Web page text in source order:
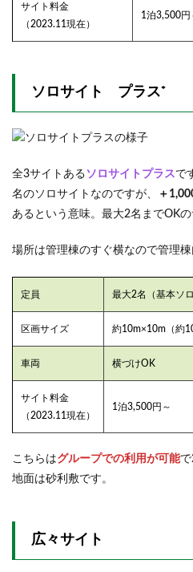
サイト料金
（2023.11現在）
1泊3,500円
ソロサイト プラス⁺
全3サイトある ソロサイトプラスで
名のソロサイトなのですが、
＋
あるという意味。最大2名までOKの
場所は管理棟のすぐ横なので管理棟
定員 最大2名（基本ソ
区画サイズ 約10m×10m（約
車両 横づけOK
サイト料金
（2023.11現在）
1泊3,500円～
こちらはグループでの利用が可能で
地面は砂利敷です。
広々サイト